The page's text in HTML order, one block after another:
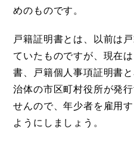
めのものです。
戸籍証明書とは、以前は
ていたものですが、現在
書、戸籍個人事項証明書
治体の市区町村役所が発
せんので、年少者を雇用
ようにしましょう。